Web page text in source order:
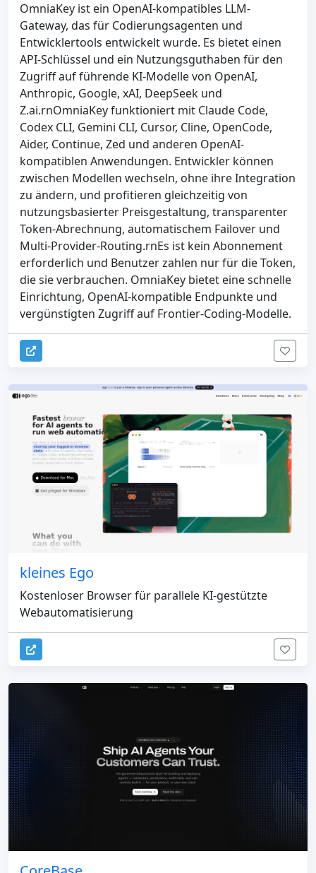
OmniaKey ist ein OpenAI-kompatibles LLM-
Gateway, das für Codierungsagenten und
Entwicklertools entwickelt wurde. Es bietet einen
API-Schlüssel und ein Nutzungsguthaben für den
Zugriff auf führende KI-Modelle von OpenAI,
Anthropic, Google, xAI, DeepSeek und
Z.ai.rnOmniaKey funktioniert mit Claude Code,
Codex CLI, Gemini CLI, Cursor, Cline, OpenCode,
Aider, Continue, Zed und anderen OpenAI-
kompatiblen Anwendungen. Entwickler können
zwischen Modellen wechseln, ohne ihre Integration
zu ändern, und profitieren gleichzeitig von
nutzungsbasierter Preisgestaltung, transparenter
Token-Abrechnung, automatischem Failover und
Multi-Provider-Routing.rnEs ist kein Abonnement
erforderlich und Benutzer zahlen nur für die Token,
die sie verbrauchen. OmniaKey bietet eine schnelle
Einrichtung, OpenAI-kompatible Endpunkte und
vergünstigten Zugriff auf Frontier-Coding-Modelle.
kleines Ego
Kostenloser Browser für parallele KI-gestützte
Webautomatisierung